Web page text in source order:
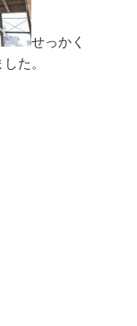
せっかく
た。